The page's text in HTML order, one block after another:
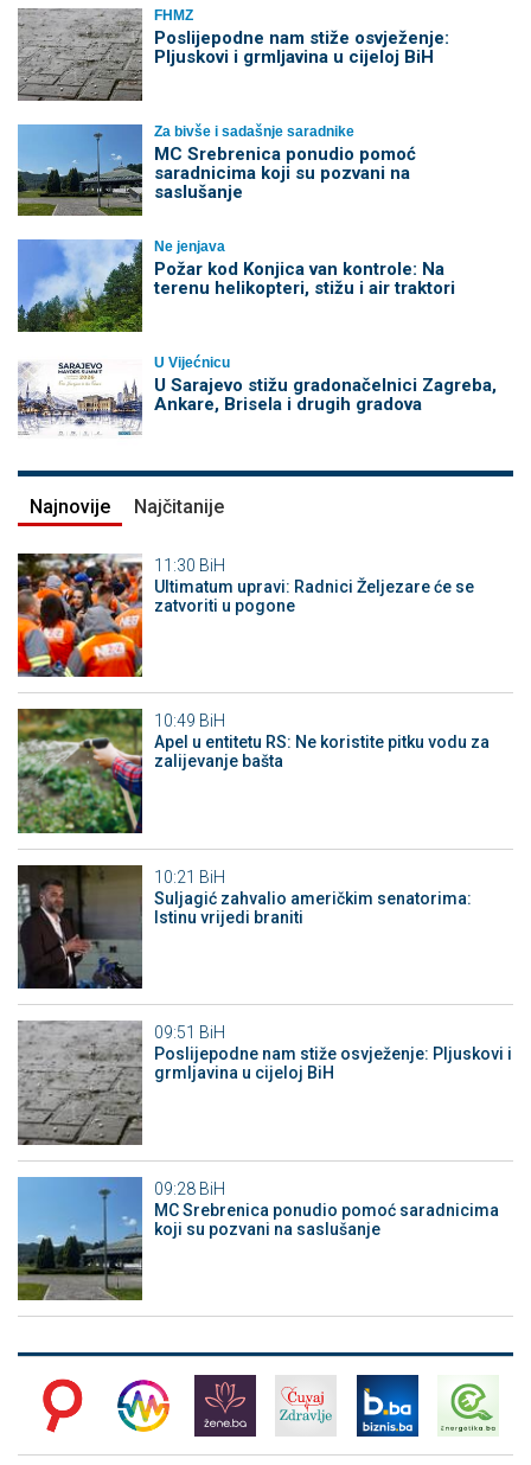
FHMZ
Poslijepodne nam stiže osvježenje:
Pljuskovi i grmljavina u cijeloj BiH
Za bivše i sadašnje saradnike
MC Srebrenica ponudio pomoć
saradnicima koji su pozvani na
saslušanje
Ne jenjava
Požar kod Konjica van kontrole: Na
terenu helikopteri, stižu i air traktori
U Vijećnicu
U Sarajevo stižu gradonačelnici Zagreba,
Ankare, Brisela i drugih gradova
Najnovije Najčitanije
11:30 BiH
Ultimatum upravi: Radnici Željezare će se
zatvoriti u pogone
10:49 BiH
Apel u entitetu RS: Ne koristite pitku vodu za
zalijevanje bašta
10:21 BiH
Suljagić zahvalio američkim senatorima:
Istinu vrijedi braniti
09:51 BiH
Poslijepodne nam stiže osvježenje: Pljuskovi i
grmljavina u cijeloj BiH
09:28 BiH
MC Srebrenica ponudio pomoć saradnicima
koji su pozvani na saslušanje